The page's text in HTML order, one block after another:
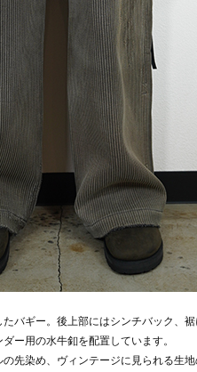
バギー。後上部にはシンチバック、
ー用の水牛釦を配置しています。
先染め、ヴィンテージに見られる生